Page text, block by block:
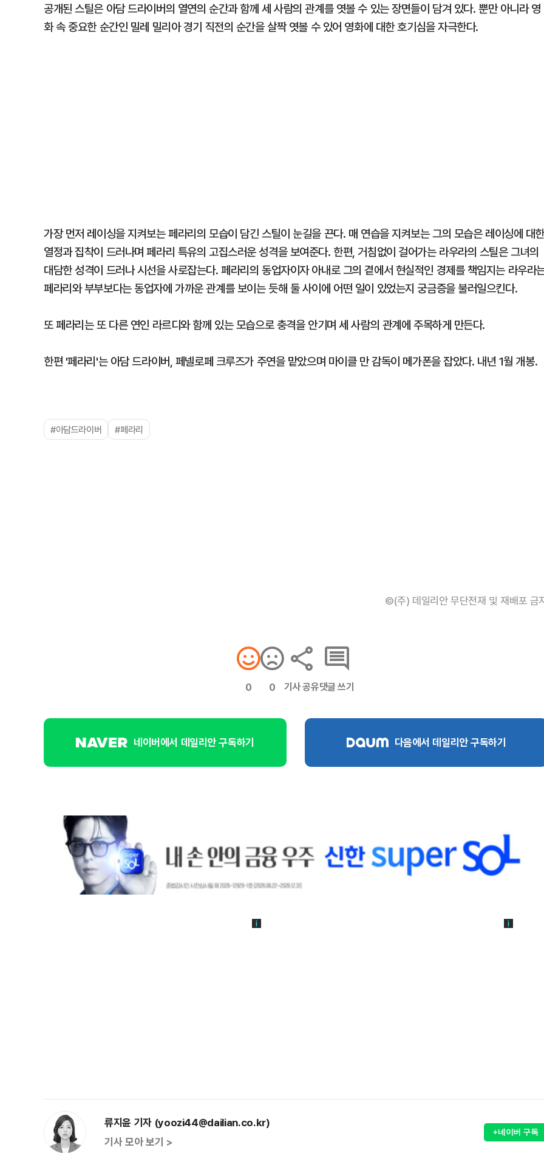
공개된 스틸은 아담 드라이버의 열연의 순간과 함께 세 사람의 관계를 엿볼 수 있는 장면들이 담겨 있다. 뿐만 아니라 영
화 속 중요한 순간인 밀레 밀리아 경기 직전의 순간을 살짝 엿볼 수 있어 영화에 대한 호기심을 자극한다.
가장 먼저 레이싱을 지켜보는 페라리의 모습이 담긴 스틸이 눈길을 끈다. 매 연습을 지켜보는 그의 모습은 레이싱에 대
열정과 집착이 드러나며 페라리 특유의 고집스러운 성격을 보여준다. 한편, 거침없이 걸어가는 라우라의 스틸은 그녀의
대담한 성격이 드러나 시선을 사로잡는다. 페라리의 동업자이자 아내로 그의 곁에서 현실적인 경제를 책임지는 라우라
페라리와 부부보다는 동업자에 가까운 관계를 보이는 듯해 둘 사이에 어떤 일이 있었는지 궁금증을 불러일으킨다.
또 페라리는 또 다른 연인 라르디와 함께 있는 모습으로 충격을 안기며 세 사람의 관계에 주목하게 만든다.
한편 '페라리'는 아담 드라이버, 페넬로페 크루즈가 주연을 맡았으며 마이클 만 감독이 메가폰을 잡았다. 내년 1월 개봉.
#아담드라이버 #페라리
©(주) 데일리안 무단전재 및 재배포 금
0 0 기사 공유댓글 쓰기
네이버에서 데일리안 구독하기 다음에서 데일리안 구독하기
류지윤 기자 (yoozi44@dailian.co.kr)
기사 모아 보기 >
+네이버 구독